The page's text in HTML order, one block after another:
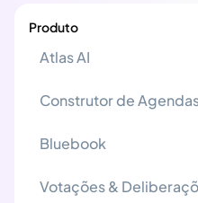
Produto
Atlas AI
Construtor de
Bluebook
Votações &